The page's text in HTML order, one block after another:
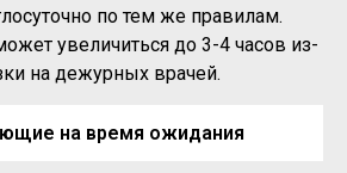
по тем же правилам.
увеличиться до 3-4 часов из-
на дежурных врачей.
на время ожидания